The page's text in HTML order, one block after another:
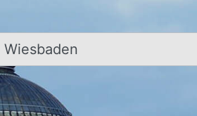
Ort, Stadt